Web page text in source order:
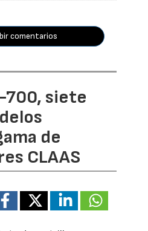
comentarios
700, siete
de
CLAAS